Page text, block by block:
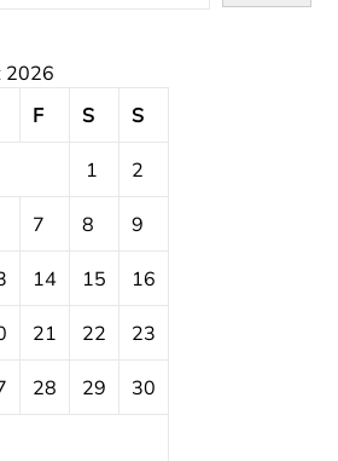
2026
F S S
1 2
7 8 9
14 15 16
21 22 23
28 29 30